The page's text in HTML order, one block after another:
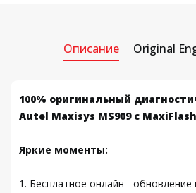
Описание Original
100% оригинальный
Autel Maxisys MS909 с
Яркие моменты:
1. Бесплатное онлайн - обновление